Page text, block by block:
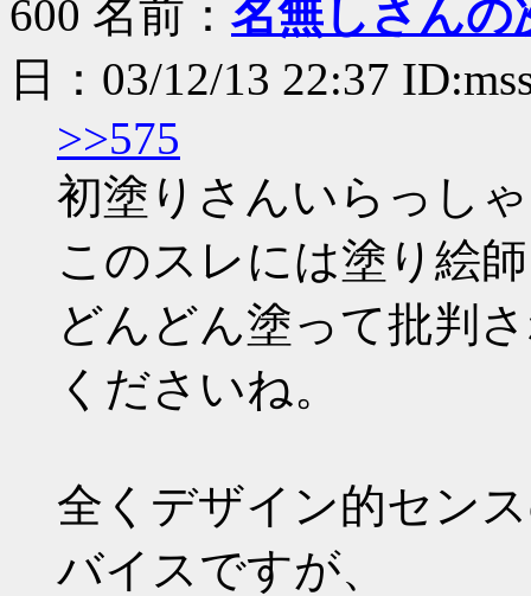
600 名前： 名無しさんの
日：03/12/13 22:37
>>575
初塗りさんいらっし
このスレには塗り絵
どんどん塗って批判
くださいね。
全くデザイン的セン
バイスですが、